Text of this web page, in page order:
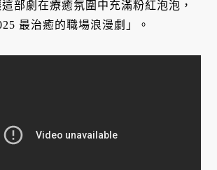
部劇在療癒氛圍中充滿粉紅泡泡，
最治癒的職場浪漫劇」。